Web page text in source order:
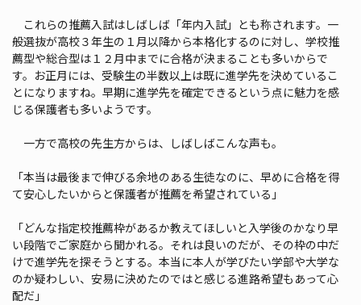
これらの推薦入試はしばしば「年内入試」とも称されます。一
般選抜が高校３年生の１月以降から本格化するのに対し、学校推
薦型や総合型は１２月中までに合格が決まることも多いからで
す。お正月には、受験生の半数以上は既に進学先を決めているこ
とになりますね。早期に進学先を確定できるという点に魅力を感
じる保護者も多いようです。
一方で高校の先生方からは、しばしばこんな声も。
「本当は最後まで伸びる余地のある生徒なのに、早めに合格を得
て安心したいからと保護者が推薦を希望されている」
「どんな指定校推薦枠があるか教えてほしいと入学後のかなり早
い段階でご家庭から聞かれる。それは良いのだが、その枠の中だ
けで進学先を探そうとする。本当に本人が学びたい学部や大学な
のか疑わしい、安易に決めたのではと感じる進路希望もあって心
配だ」